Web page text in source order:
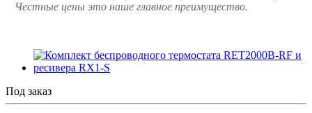
Честные цены это наше главное преимущество.
Под заказ